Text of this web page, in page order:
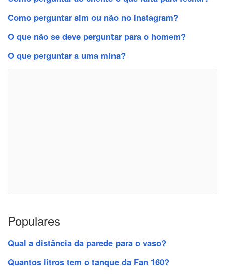
Como perguntar sim ou não no Instagram?
O que não se deve perguntar para o homem?
O que perguntar a uma mina?
Populares
Qual a distância da parede para o vaso?
Quantos litros tem o tanque da Fan 160?